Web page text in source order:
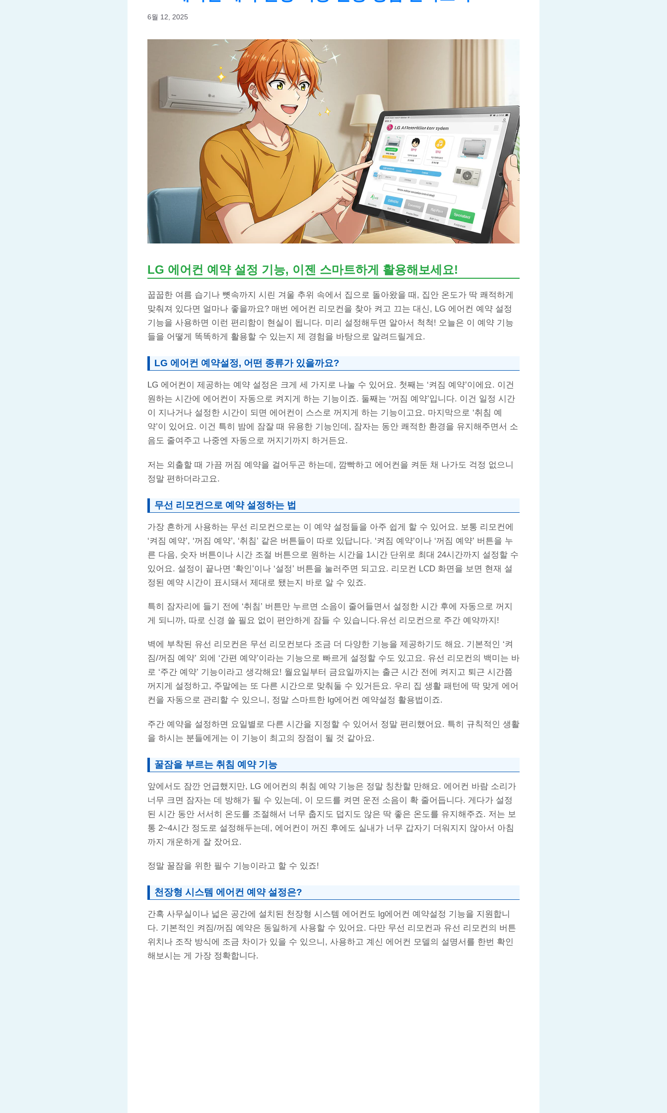
6월 12, 2025
LG 에어컨 예약 설정 기능, 이젠 스마트하게 활용해보세요!
꿉꿉한 여름 습기나 뼛속까지 시린 겨울 추위 속에서 집으로 돌아왔을 때, 집안 온도가 딱 쾌적하게
맞춰져 있다면 얼마나 좋을까요? 매번 에어컨 리모컨을 찾아 켜고 끄는 대신, LG 에어컨 예약 설정
기능을 사용하면 이런 편리함이 현실이 됩니다. 미리 설정해두면 알아서 척척! 오늘은 이 예약 기능
들을 어떻게 똑똑하게 활용할 수 있는지 제 경험을 바탕으로 알려드릴게요.
LG 에어컨 예약설정, 어떤 종류가 있을까요?
LG 에어컨이 제공하는 예약 설정은 크게 세 가지로 나눌 수 있어요. 첫째는 ‘켜짐 예약’이에요. 이건
원하는 시간에 에어컨이 자동으로 켜지게 하는 기능이죠. 둘째는 ‘꺼짐 예약’입니다. 이건 일정 시간
이 지나거나 설정한 시간이 되면 에어컨이 스스로 꺼지게 하는 기능이고요. 마지막으로 ‘취침 예
약’이 있어요. 이건 특히 밤에 잠잘 때 유용한 기능인데, 잠자는 동안 쾌적한 환경을 유지해주면서 소
음도 줄여주고 나중엔 자동으로 꺼지기까지 하거든요.
저는 외출할 때 가끔 꺼짐 예약을 걸어두곤 하는데, 깜빡하고 에어컨을 켜둔 채 나가도 걱정 없으니
정말 편하더라고요.
무선 리모컨으로 예약 설정하는 법
가장 흔하게 사용하는 무선 리모컨으로는 이 예약 설정들을 아주 쉽게 할 수 있어요. 보통 리모컨에
‘켜짐 예약’, ‘꺼짐 예약’, ‘취침’ 같은 버튼들이 따로 있답니다. ‘켜짐 예약’이나 ‘꺼짐 예약’ 버튼을 누
른 다음, 숫자 버튼이나 시간 조절 버튼으로 원하는 시간을 1시간 단위로 최대 24시간까지 설정할 수
있어요. 설정이 끝나면 ‘확인’이나 ‘설정’ 버튼을 눌러주면 되고요. 리모컨 LCD 화면을 보면 현재 설
정된 예약 시간이 표시돼서 제대로 됐는지 바로 알 수 있죠.
특히 잠자리에 들기 전에 ‘취침’ 버튼만 누르면 소음이 줄어들면서 설정한 시간 후에 자동으로 꺼지
게 되니까, 따로 신경 쓸 필요 없이 편안하게 잠들 수 있습니다.유선 리모컨으로 주간 예약까지!
벽에 부착된 유선 리모컨은 무선 리모컨보다 조금 더 다양한 기능을 제공하기도 해요. 기본적인 ‘켜
짐/꺼짐 예약’ 외에 ‘간편 예약’이라는 기능으로 빠르게 설정할 수도 있고요. 유선 리모컨의 백미는 바
로 ‘주간 예약’ 기능이라고 생각해요! 월요일부터 금요일까지는 출근 시간 전에 켜지고 퇴근 시간쯤
꺼지게 설정하고, 주말에는 또 다른 시간으로 맞춰둘 수 있거든요. 우리 집 생활 패턴에 딱 맞게 에어
컨을 자동으로 관리할 수 있으니, 정말 스마트한 lg에어컨 예약설정 활용법이죠.
주간 예약을 설정하면 요일별로 다른 시간을 지정할 수 있어서 정말 편리했어요. 특히 규칙적인 생활
을 하시는 분들에게는 이 기능이 최고의 장점이 될 것 같아요.
꿀잠을 부르는 취침 예약 기능
앞에서도 잠깐 언급했지만, LG 에어컨의 취침 예약 기능은 정말 칭찬할 만해요. 에어컨 바람 소리가
너무 크면 잠자는 데 방해가 될 수 있는데, 이 모드를 켜면 운전 소음이 확 줄어듭니다. 게다가 설정
된 시간 동안 서서히 온도를 조절해서 너무 춥지도 덥지도 않은 딱 좋은 온도를 유지해주죠. 저는 보
통 2~4시간 정도로 설정해두는데, 에어컨이 꺼진 후에도 실내가 너무 갑자기 더워지지 않아서 아침
까지 개운하게 잘 잤어요.
정말 꿀잠을 위한 필수 기능이라고 할 수 있죠!
천장형 시스템 에어컨 예약 설정은?
간혹 사무실이나 넓은 공간에 설치된 천장형 시스템 에어컨도 lg에어컨 예약설정 기능을 지원합니
다. 기본적인 켜짐/꺼짐 예약은 동일하게 사용할 수 있어요. 다만 무선 리모컨과 유선 리모컨의 버튼
위치나 조작 방식에 조금 차이가 있을 수 있으니, 사용하고 계신 에어컨 모델의 설명서를 한번 확인
해보시는 게 가장 정확합니다.